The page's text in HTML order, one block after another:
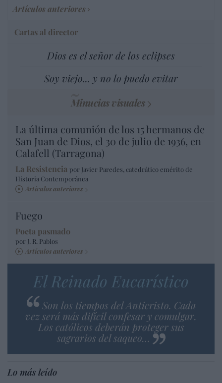
Artículos anteriores
Cartas al director
Dios es el señor de los eclipses
Soy viejo... y no lo puedo evitar
Minucias visuales
La última comunión de los 15 hermanos de
San Juan de Dios, el 30 de julio de 1936, en
Calafell (Tarragona)
La Resistencia por Javier Paredes, catedrático emérito de
Historia Contemporánea
Artículos anteriores
Fuego
Poeta pasmado
por J. R. Pablos
Artículos anteriores
El Reinado Eucarístico
Son los tiempos del Anticristo. Cada
vez será más difícil confesar y comulgar.
Los católicos deberán proteger sus
sagrarios del saqueo…
Lo más leído